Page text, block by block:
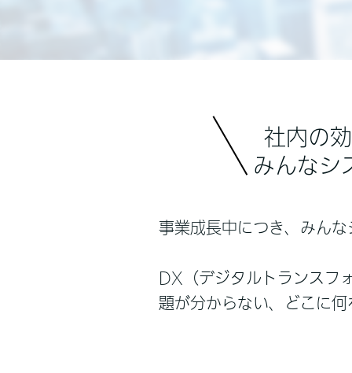
社内の
みんなシ
事業成長中につき、みん
DX（デジタルトランスフ
題が分からない、どこに